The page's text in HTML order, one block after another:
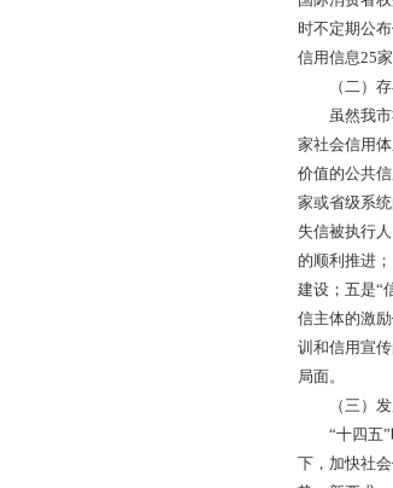
4.
信
有
惩
5.
集
共
用
6.
融
有
5个
7.
国